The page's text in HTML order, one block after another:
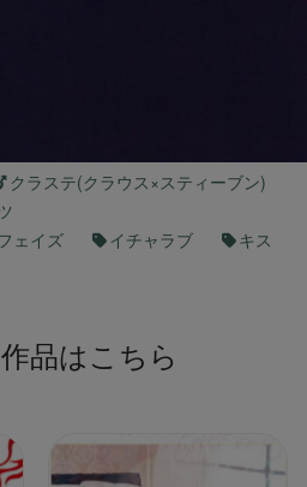
クラステ(クラウス×スティーブン)
ェイズ
イチャラブ
キス
品はこちら